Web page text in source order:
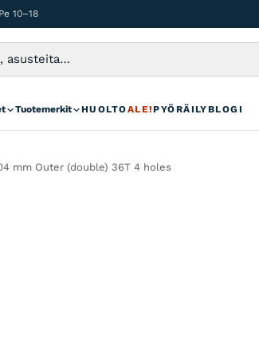
10–18
Tuotemerkit HUOLTOALE!PYÖRÄILYBLOGI
mm Outer (double) 36T 4 holes